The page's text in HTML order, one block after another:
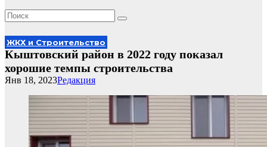
ЖКХ и Строительство
Кыштовский район в 2022 году показал
хорошие темпы строительства
Редакция
Янв 18, 2023